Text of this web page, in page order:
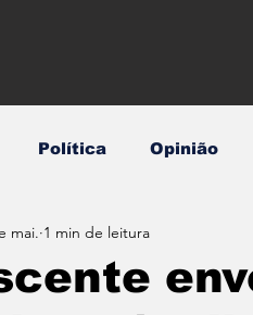
Política Opinião
Mundo
mai. 1 min de leitura